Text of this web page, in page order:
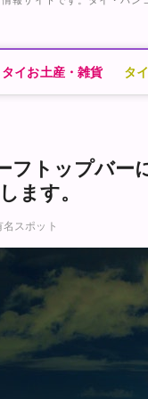
タイお土産・雑貨 タ
トップバー
ます。
名スポット